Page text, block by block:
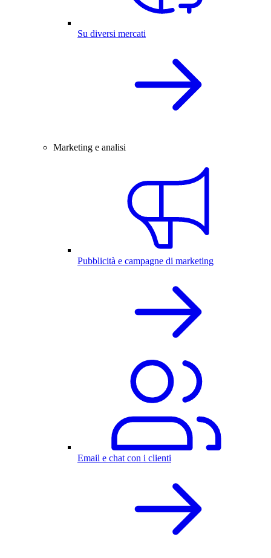
Su diversi mercati
Marketing e analisi
Pubblicità e campagne di marketing
Email e chat con i clienti